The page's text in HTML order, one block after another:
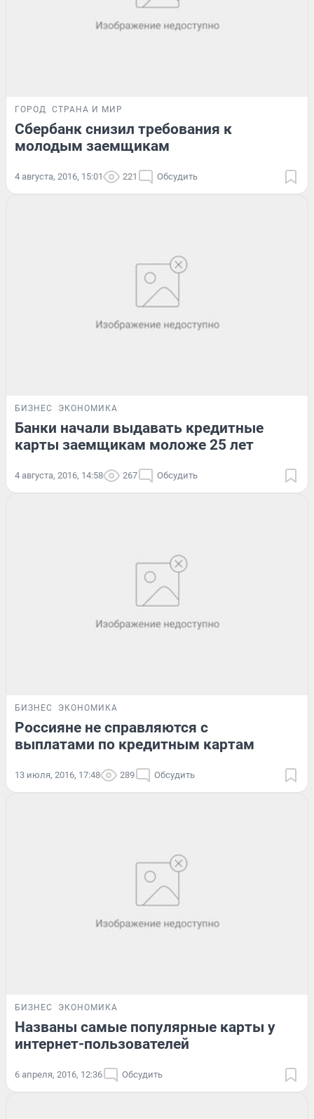
ГОРОД СТРАНА И МИР
Сбербанк снизил требования к
молодым заемщикам
4 августа, 2016, 15:01 221 Обсудить
БИЗНЕС ЭКОНОМИКА
Банки начали выдавать кредитные
карты заемщикам моложе 25 лет
4 августа, 2016, 14:58 267 Обсудить
БИЗНЕС ЭКОНОМИКА
Россияне не справляются с
выплатами по кредитным картам
13 июля, 2016, 17:48 289 Обсудить
БИЗНЕС ЭКОНОМИКА
Названы самые популярные карты у
интернет-пользователей
6 апреля, 2016, 12:36 Обсудить